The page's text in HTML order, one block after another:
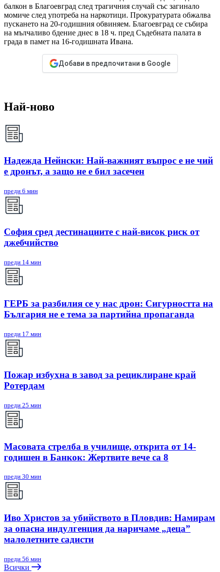
балкон в Благоевград след трагичния случай със загинало
момиче след употреба на наркотици. Прокуратурата обжалва
пускането на 20-годишния обвиняем. Благоевград се събира
на мълчаливо бдение днес в 18 ч. пред Съдебната палата в
града в памет на 16-годишната Ивана.
Добави в предпочитани в Google
Най-ново
Надежда Нейнски: Най-важният въпрос е не чий
е дронът, а защо не е бил засечен
преди 6 мин
София сред дестинациите с най-висок риск от
джебчийство
преди 14 мин
ГЕРБ за разбилия се у нас дрон: Сигурността на
България не е тема за партийна пропаганда
преди 17 мин
Пожар избухна в завод за рециклиране край
Ротердам
преди 25 мин
Масовата стрелба в училище, открита от 14-
годишен в Банкок: Жертвите вече са 8
преди 30 мин
Иво Христов за убийството в Пловдив: Намирам
за опасна индулгенция да наричаме „деца”
малолетните садисти
преди 56 мин
Всички